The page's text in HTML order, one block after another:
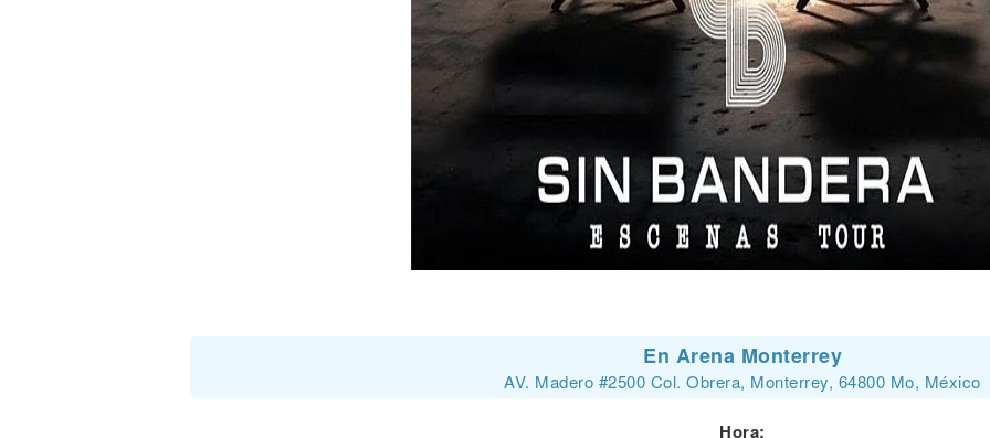
En Arena Monterrey
AV. Madero #2500 Col. Obrera, Monterrey, 64800 Mo, México
Hora: